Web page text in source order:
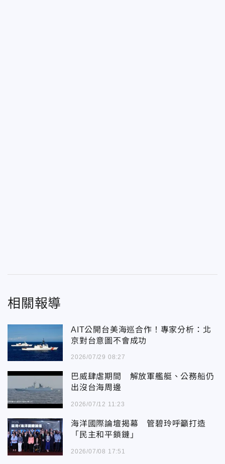
相關報導
AIT公開台美海巡合作！專家分析：北
京對台意圖不會成功
2026/07/29 08:27
巴威肆虐期間 解放軍艦艇、公務船仍
出沒台海周邊
2026/07/12 11:23
海洋國際論壇揭幕 管碧玲呼籲打造
「民主和平鎖鏈」
2026/07/08 17:51